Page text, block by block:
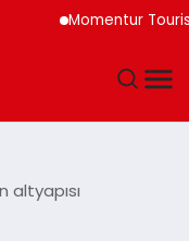
Momentur Tourism
altyapısı